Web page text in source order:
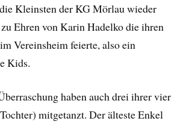
Kleinsten der KG Mörlau wieder
Ehren von Karin Hadelko die ihren
Vereinsheim feierte, also ein
Kids.
haben auch drei ihrer vier
mitgetanzt. Der älteste Enkel